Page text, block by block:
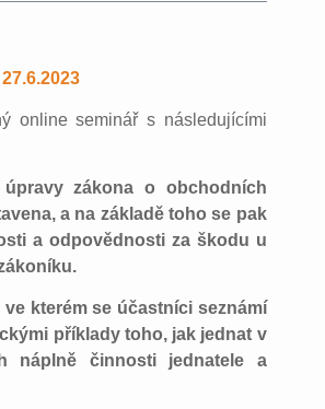
online seminář s následujícími
zákona o obchodních
a na základě toho se pak
a odpovědnosti za škodu u
kterém se účastníci seznámí
příklady toho, jak jednat v
náplně činnosti jednatele a